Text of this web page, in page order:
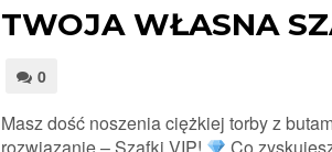
TWOJA WŁASNA
0
Masz dość noszenia ciężkiej torby z